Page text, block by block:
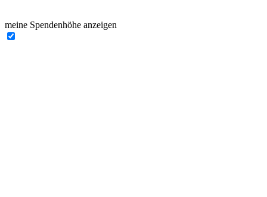
meine Spendenhöhe anzeigen